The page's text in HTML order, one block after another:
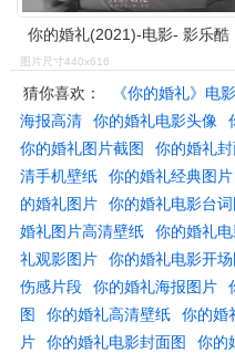
你的婚礼(2021)-电影- 影乐酷
图片尺寸440x616
猜你喜欢： 《你的婚礼》电
海报高清
你的婚礼电影头像
你的婚礼图片截图
你的婚礼
清手机壁纸
你的婚礼经典图片
的婚礼图片
你的婚礼电影台
婚礼图片高清壁纸
你的婚礼
礼观影图片
你的婚礼电影开
伤感片段
你的婚礼海报图片
图
你的婚礼高清壁纸 你的婚
片
你的婚礼电影封面图 你的